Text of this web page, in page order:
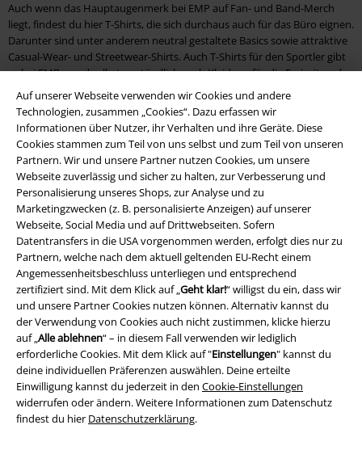
Auf unserer Webseite verwenden wir Cookies und andere
Technologien, zusammen „Cookies“. Dazu erfassen wir
Informationen über Nutzer, ihr Verhalten und ihre Geräte. Diese
Cookies stammen zum Teil von uns selbst und zum Teil von unseren
Partnern. Wir und unsere Partner nutzen Cookies, um unsere
Webseite zuverlässig und sicher zu halten, zur Verbesserung und
Personalisierung unseres Shops, zur Analyse und zu
Marketingzwecken (z. B. personalisierte Anzeigen) auf unserer
Webseite, Social Media und auf Drittwebseiten. Sofern
Datentransfers in die USA vorgenommen werden, erfolgt dies nur zu
Partnern, welche nach dem aktuell geltenden EU-Recht einem
Angemessenheitsbeschluss unterliegen und entsprechend
zertifiziert sind. Mit dem Klick auf „Geht klar!“ willigst du ein, dass wir
und unsere Partner Cookies nutzen können. Alternativ kannst du
der Verwendung von Cookies auch nicht zustimmen, klicke hierzu
auf „Alle ablehnen“ – in diesem Fall verwenden wir lediglich
erforderliche Cookies. Mit dem Klick auf "Einstellungen" kannst du
deine individuellen Präferenzen auswählen. Deine erteilte
Einwilligung kannst du jederzeit in den Cookie-Einstellungen
widerrufen oder ändern. Weitere Informationen zum Datenschutz
findest du hier Datenschutzerklärung.
Auch wenn das Hauptaugenmerk bei EMP auf Fan- und Band-Merch
liegt, findest du hier T-Shirts, die sich durchaus auch für das Büro eignen.
Darunter sind unter anderem neutral gestaltete Basics sowie attraktive
Casual-Wear- und Streetwear-Shirts. Auch T-Shirts für den Sportler gibt
es bei EMP – und selbstverständlich auch Kleidung für die Freizeit und
den Besuch von Konzerten und Festivals.
Was trägt der stilbewusste Szene-Gänger?
Für Szene-Gänger unterschiedlicher Genres hält EMP die passenden T-
Shirts bereit. Von der Rockwear über Wikinger- und Mittelalter-Mode bis
hin zum Punk findet jeder sein Lieblingsteil. Fans des Rockabilly
kommen ebenso auf ihre Kosten wie alle Anhänger des Industrial.
Besonders zahlreich sind die Modelle, die sich der Gothic-Kultur
widmen. Die schwarze Romantik spielt im Sortiment eine ähnlich große
Rolle wie Fantasy. Nicht alle Gothic-T-Shirtssind jedoch nur mystisch
gestaltet, es gibt auch Motive im Splatter- und Horror-Stil.
Nichts versäumen – im T-Shirt Shop von EMP stöbern!
Im EMP Online Shop erwartet dich eine Auswahl von mehreren tausend
T-Shirts und ständig werden es mehr! Deshalb solltest du dir
angewöhnen, denShirt Shop von EMPregelmäßig zu besuchen und
dich dort über die Modelle informieren, die neu auf den Markt
gekommen sind. Es macht irre viel Spaß, im Sortiment zu stöbern und
dabei T-Shirts zu entdecken, die durch ein außergewöhnliches Design